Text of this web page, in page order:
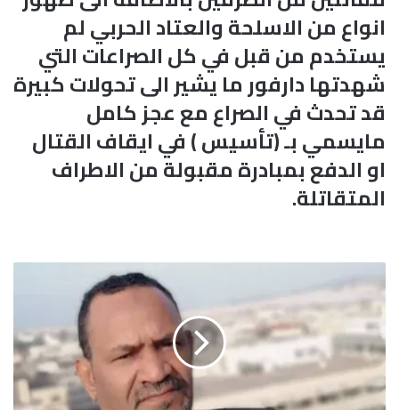
انواع من الاسلحة والعتاد الحربي لم
يستخدم من قبل في كل الصراعات التي
شهدتها دارفور ما يشير الى تحولات كبيرة
قد تحدث في الصراع مع عجز كامل
مايسمي بـ (تأسيس ) في ايقاف القتال
او الدفع بمبادرة مقبولة من الاطراف
المتقاتلة.
م
ن
ظ
م
ا
ت
ا